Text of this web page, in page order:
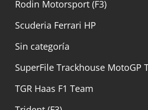
Rodin Motorsport (F3)
Scuderia Ferrari HP
Sin categoría
SuperFile Trackhouse MotoGP
TGR Haas F1 Team